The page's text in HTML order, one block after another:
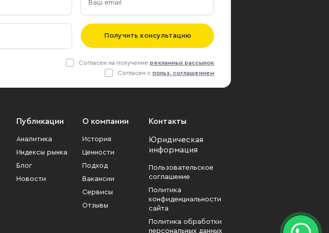
Получить консультацию
Согласен на получение рекламных рассылок
Согласен с польз. соглашением
Публикации
Аналитика
Индексы рынка
Блог
Новости
О компании
История
Ценности
Подход
Вакансии
Сервисы
Отзывы
Контакты
Юридическая
информация
Пользовательское
соглашение
Политика
конфиденциальности
сайта
Политика обработки
персональных данных